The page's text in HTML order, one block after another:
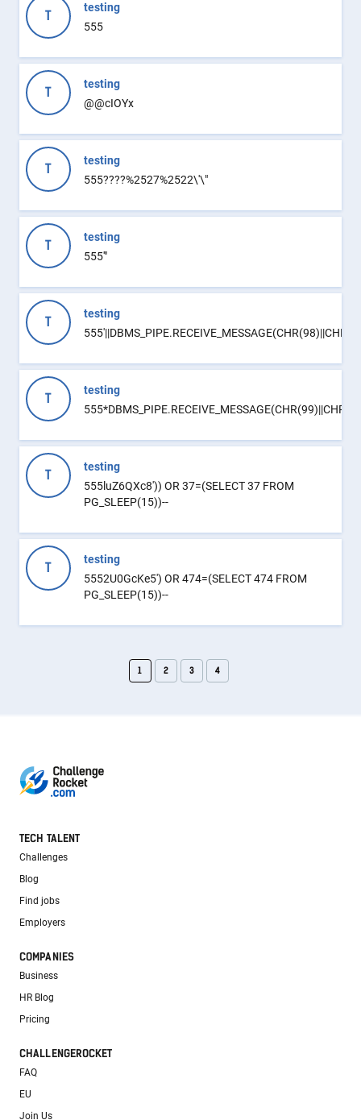
T
testing
555
T
testing
@@cIOYx
T
testing
555????%2527%2522\'\"
T
testing
555'"
T
testing
T
testing
T
testing
555luZ6QXc8')) OR 37=(SELECT 37 FROM
PG_SLEEP(15))--
T
testing
5552U0GcKe5') OR 474=(SELECT 474 FROM
PG_SLEEP(15))--
1 2 3 4
TECH TALENT
Challenges
Blog
Find jobs
Employers
COMPANIES
Business
HR Blog
Pricing
CHALLENGEROCKET
FAQ
EU
Join Us